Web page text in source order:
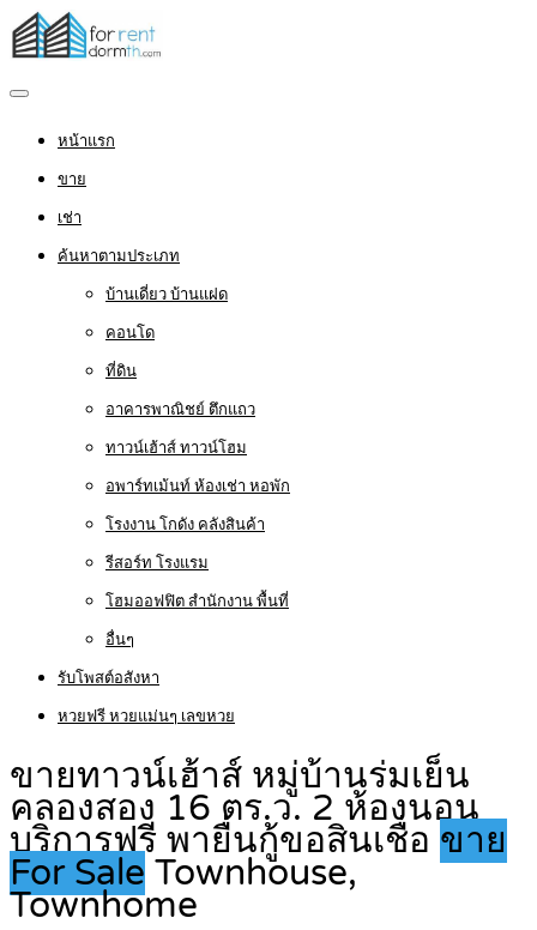
หน้าแรก
ขาย
เช่า
ค้นหาตามประเภท
บ้านเดี่ยว บ้านแฝด
คอนโด
ที่ดิน
อาคารพาณิชย์ ตึกแถว
ทาวน์เฮ้าส์ ทาวน์โฮม
อพาร์ทเม้นท์ ห้องเช่า หอพัก
โรงงาน โกดัง คลังสินค้า
รีสอร์ท โรงแรม
โฮมออฟฟิต สำนักงาน พื้นที่
อื่นๆ
รับโพสต์อสังหา
หวยฟรี หวยแม่นๆ เลขหวย
ขายทาวน์เฮ้าส์ หมู่บ้านร่มเย็น
คลองสอง 16 ตร.ว. 2 ห้องนอน
บริการฟรี พายื่นกู้ขอสินเชื่อ ขาย
For Sale Townhouse,
Townhome